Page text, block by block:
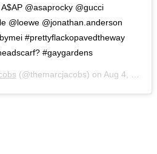
@asaprocky @gucci
@loewe @jonathan.anderson
#prettyflackopavedtheway
#gaygardens
(@themarcjacobs) on Aug 4, 2019 at 3:15pm PDT